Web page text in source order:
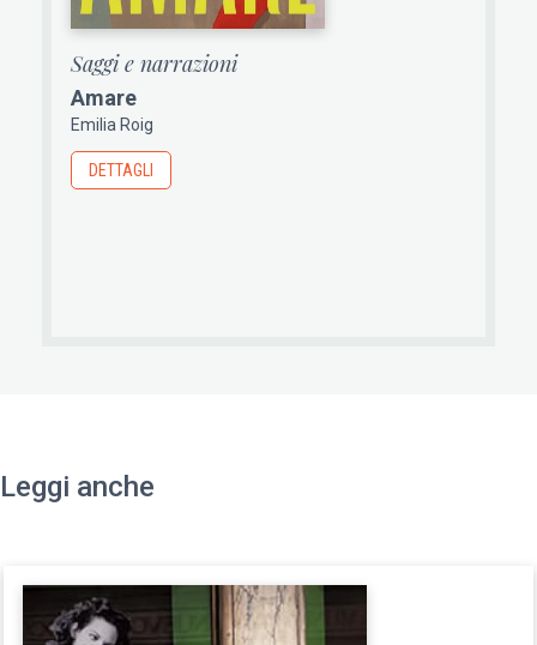
Saggi e narrazioni
Amare
Emilia Roig
DETTAGLI
Leggi anche